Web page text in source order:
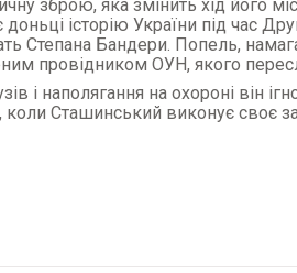
зброю, яка змінить хід його
історію України під час
Степана Бандери. Попель,
провідником ОУН, якого
і наполягання на охороні він
коли Сташинський виконує своє